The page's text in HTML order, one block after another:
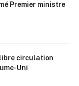
Premier ministre
circulation
Uni